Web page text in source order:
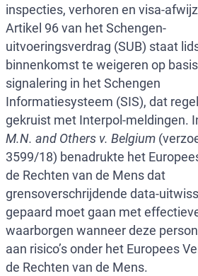
inspecties, verhoren en visa-
Artikel 96 van het Schengen-
uitvoeringsverdrag (SUB) staat
binnenkomst te weigeren op
signalering in het Schengen
Informatiesysteem (SIS), dat
gekruist met Interpol-meldingen.
M.N. and Others v. Belgium
3599/18) benadrukte het
de Rechten van de Mens dat
grensoverschrijdende data-
gepaard moet gaan met
waarborgen wanneer deze
aan risico’s onder het Europees
de Rechten van de Mens.